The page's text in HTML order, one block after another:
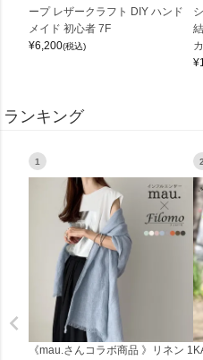
ープ レザークラフト DIY ハンド
メイド 初心者 7F
¥6,200(税込)
¥
ランキング
1
《mau.さんコラボ商品 》リネン 1
2